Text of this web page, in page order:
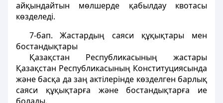
айқындайтын мөлшерде қабылдау квотасы
көзделедi.
7-бап. Жастардың саяси құқықтары мен
бостандықтары
Қазақстан Республикасының жастары
Қазақстан Республикасының Конституциясында
және басқа да заң актілерінде көзделген барлық
саяси құқықтарға және бостандықтарға ие